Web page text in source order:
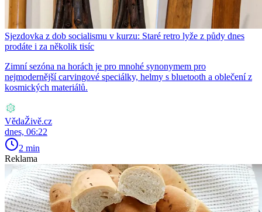
Sjezdovka z dob socialismu v kurzu: Staré retro lyže z půdy dnes
prodáte i za několik tisíc
Zimní sezóna na horách je pro mnohé synonymem pro
nejmodernější carvingové speciálky, helmy s bluetooth a oblečení z
kosmických materiálů.
VědaŽivě.cz
dnes, 06:22
2 min
Reklama